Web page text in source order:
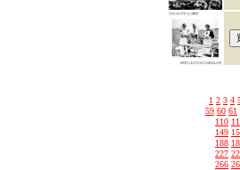
1 2 3 4
59 60 61
110
149
188
227
266